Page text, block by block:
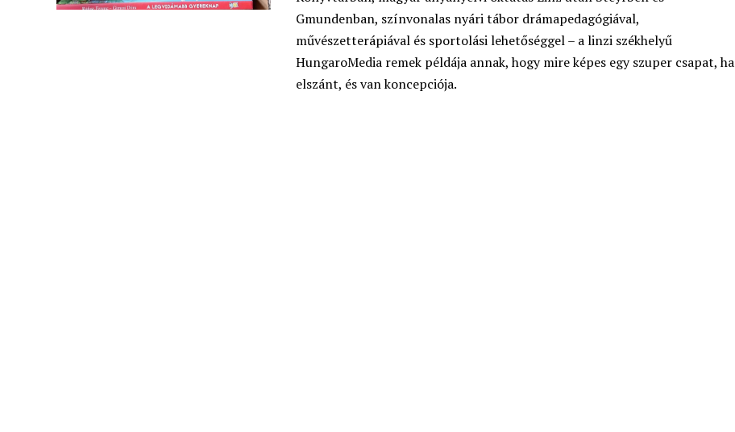
Gmundenban, színvonalas nyári tábor drámapedagógiával,
művészetterápiával és sportolási lehetőséggel – a linzi székhelyű
HungaroMedia remek példája annak, hogy mire képes egy szuper csapat, ha
elszánt, és van koncepciója.